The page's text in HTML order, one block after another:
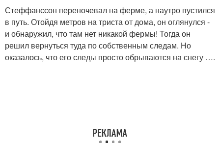
Стеффанссон переночевал на ферме, а наутро пустился
в путь. Отойдя метров на триста от дома, он оглянулся -
и обнаружил, что там нет никакой фермы! Тогда он
решил вернуться туда по собственным следам. Но
оказалось, что его следы просто обрываются на снегу ….